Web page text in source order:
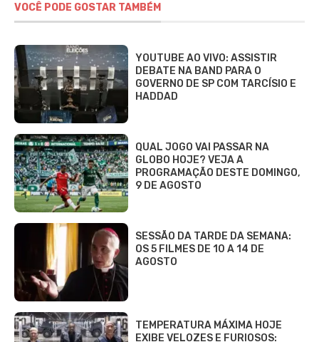
VOCÊ PODE GOSTAR TAMBÉM
YOUTUBE AO VIVO: ASSISTIR
DEBATE NA BAND PARA O
GOVERNO DE SP COM TARCÍSIO E
HADDAD
QUAL JOGO VAI PASSAR NA
GLOBO HOJE? VEJA A
PROGRAMAÇÃO DESTE DOMINGO,
9 DE AGOSTO
SESSÃO DA TARDE DA SEMANA:
OS 5 FILMES DE 10 A 14 DE
AGOSTO
TEMPERATURA MÁXIMA HOJE
EXIBE VELOZES E FURIOSOS: